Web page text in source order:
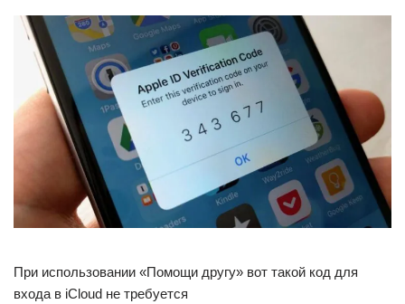
При использовании «Помощи другу» вот такой код для
входа в iCloud не требуется